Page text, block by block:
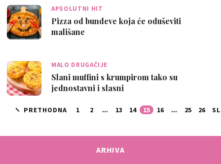
APSOLUTNI HIT
Pizza od bundeve koja će oduševiti
mališane
MALO DRUGAČIJE
Slani muffini s krumpirom tako su
jednostavni i slasni
PRETHODNA 1 2 ... 13 14 15 16 ... 25 26
ARHIVA